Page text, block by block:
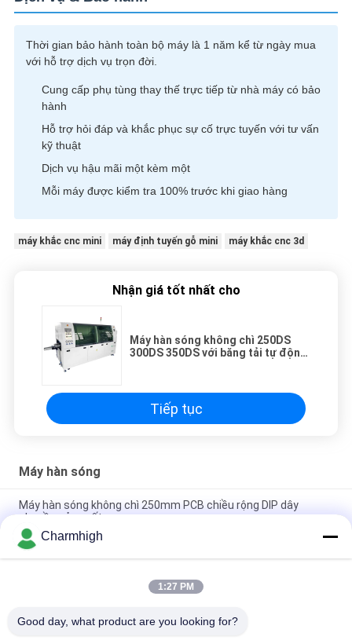
Thời gian bảo hành toàn bộ máy là 1 năm kể từ ngày mua
với hỗ trợ dịch vụ trọn đời.
Cung cấp phụ tùng thay thế trực tiếp từ nhà máy có bảo
hành
Hỗ trợ hỏi đáp và khắc phục sự cố trực tuyến với tư vấn
kỹ thuật
Dịch vụ hậu mãi một kèm một
Mỗi máy được kiểm tra 100% trước khi giao hàng
máy khắc cnc mini máy định tuyến gỗ mini máy khắc cnc 3d
Nhận giá tốt nhất cho
Máy hàn sóng không chì 250DS
300DS 350DS với băng tải tự động
Tiếp tục
Máy hàn sóng
Máy hàn sóng không chì 250mm PCB chiều rộng DIP dây
chuyền sản xuất
PC Control Máy hàn sóng không chì PC250DS, PC300DS,
PC350DS cho dây chuyền sản xuất PCB DIP
Máy hàn sóng chọn lọc trực tuyến đơn đầu Industrial PC
Charmhigh
1:27 PM
Good day, what product are you looking for?